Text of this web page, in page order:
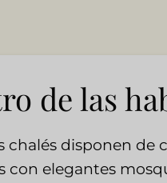
de las
chalés disponen de
con elegantes